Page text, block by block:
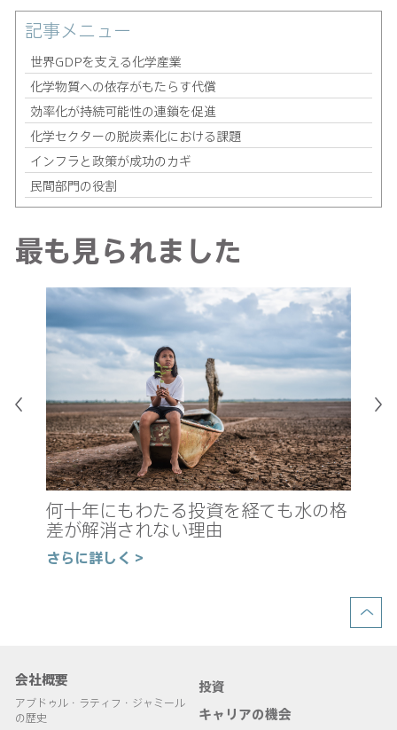
記事メニュー
世界GDPを支える化学産業
化学物質への依存がもたらす代償
効率化が持続可能性の連鎖を促進
化学セクターの脱炭素化における課題
インフラと政策が成功のカギ
民間部門の役割
最も見られました
何十年にもわたる投資を経ても水の格
差が解消されない理由
さらに詳しく >
会社概要
アブドゥル・ラティフ・ジャミール
の歴史
投資
キャリアの機会